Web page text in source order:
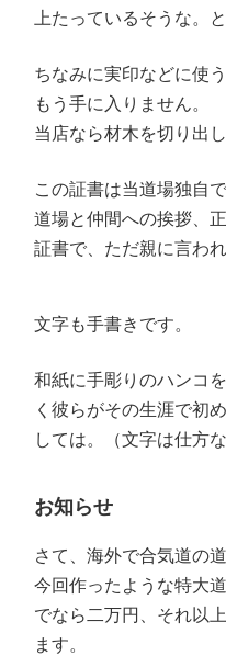
上たっているそうな。
ちなみに実印などに使
もう手に入りません。
当店なら材木を切り出
この証書は当道場独自
道場と仲間への挨拶、
証書で、ただ親に言わ
文字も手書きです。
和紙に手彫りのハンコ
く彼らがその生涯で初
しては。（文字は仕方な
お知らせ
さて、海外で合気道の
今回作ったような特大
でなら二万円、それ以
ます。